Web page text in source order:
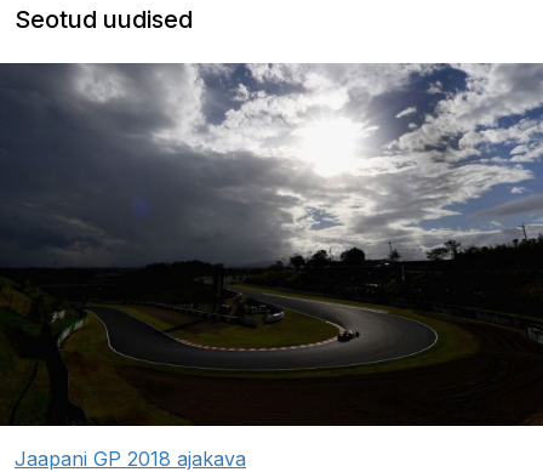
Seotud uudised
Jaapani GP 2018 ajakava